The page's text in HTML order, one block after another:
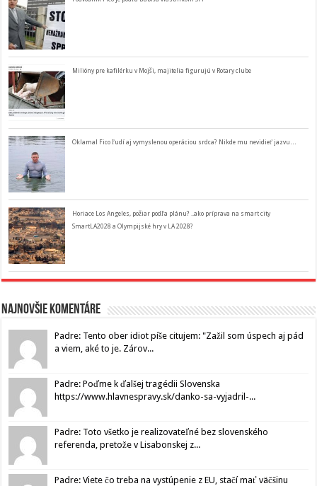
Milióny pre kafilérku v Mojši, majitelia figurujú v Rotary clube
Oklamal Fico ľudí aj vymyslenou operáciou srdca? Nikde mu nevidieť jazvu…
Horiace Los Angeles, požiar podľa plánu? ..ako príprava na smart city
SmartLA2028 a Olympijské hry v LA 2028?
Najnovšie komentáre
Padre: Tento ober idiot píše citujem: "Zažil som úspech aj pád
a viem, aké to je. Zárov...
Padre: Poďme k ďalšej tragédii Slovenska
https://www.hlavnespravy.sk/danko-sa-vyjadril-...
Padre: Toto všetko je realizovateľné bez slovenského
referenda, pretože v Lisabonskej z...
Padre: Viete čo treba na vystúpenie z EU, stačí mať väčšinu